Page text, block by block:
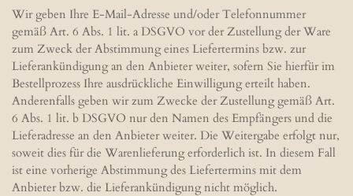
Wir geben Ihre E-Mail-Adresse und/oder Telefonnummer
gemäß Art. 6 Abs. 1 lit. a DSGVO vor der Zustellung der Ware
zum Zweck der Abstimmung eines Liefertermins bzw. zur
Lieferankündigung an den Anbieter weiter, sofern Sie hierfür im
Bestellprozess Ihre ausdrückliche Einwilligung erteilt haben.
Anderenfalls geben wir zum Zwecke der Zustellung gemäß Art.
6 Abs. 1 lit. b DSGVO nur den Namen des Empfängers und die
Lieferadresse an den Anbieter weiter. Die Weitergabe erfolgt nur,
soweit dies für die Warenlieferung erforderlich ist. In diesem Fall
ist eine vorherige Abstimmung des Liefertermins mit dem
Anbieter bzw. die Lieferankündigung nicht möglich.